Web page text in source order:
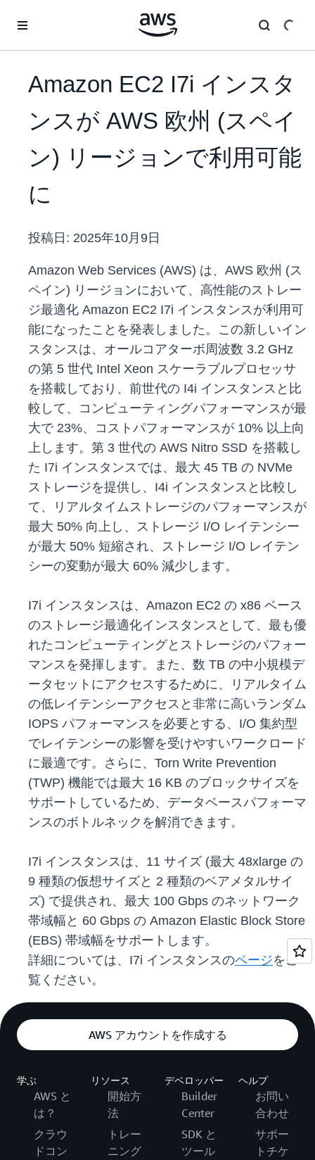
Amazon EC2 I7i インスタ
ンスが AWS 欧州 (スペイ
ン) リージョンで利用可能
に
投稿日: 2025年10月9日
Amazon Web Services (AWS) は、AWS 欧州 (ス
ペイン) リージョンにおいて、高性能のストレー
ジ最適化 Amazon EC2 I7i インスタンスが利用可
能になったことを発表しました。この新しいイン
スタンスは、オールコアターボ周波数 3.2 GHz
の第 5 世代 Intel Xeon スケーラブルプロセッサ
を搭載しており、前世代の I4i インスタンスと比
較して、コンピューティングパフォーマンスが最
大で 23%、コストパフォーマンスが 10% 以上向
上します。第 3 世代の AWS Nitro SSD を搭載し
た I7i インスタンスでは、最大 45 TB の NVMe
ストレージを提供し、I4i インスタンスと比較し
て、リアルタイムストレージのパフォーマンスが
最大 50% 向上し、ストレージ I/O レイテンシー
が最大 50% 短縮され、ストレージ I/O レイテン
シーの変動が最大 60% 減少します。
I7i インスタンスは、Amazon EC2 の x86 ベース
のストレージ最適化インスタンスとして、最も優
れたコンピューティングとストレージのパフォー
マンスを発揮します。また、数 TB の中小規模デ
ータセットにアクセスするために、リアルタイム
の低レイテンシーアクセスと非常に高いランダム
IOPS パフォーマンスを必要とする、I/O 集約型
でレイテンシーの影響を受けやすいワークロード
に最適です。さらに、Torn Write Prevention
(TWP) 機能では最大 16 KB のブロックサイズを
サポートしているため、データベースパフォーマ
ンスのボトルネックを解消できます。
I7i インスタンスは、11 サイズ (最大 48xlarge の
9 種類の仮想サイズと 2 種類のベアメタルサイ
ズ) で提供され、最大 100 Gbps のネットワーク
帯域幅と 60 Gbps の Amazon Elastic Block Store
(EBS) 帯域幅をサポートします。
詳細については、I7i インスタンスのページをご
覧ください。
AWS アカウントを作成する
学ぶ
AWS と
は？
クラウ
ドコン
リソース
開始方
法
トレー
ニング
デベロッパー
Builder
Center
SDK と
ツール
ヘルプ
お問い
合わせ
サポー
トチケ